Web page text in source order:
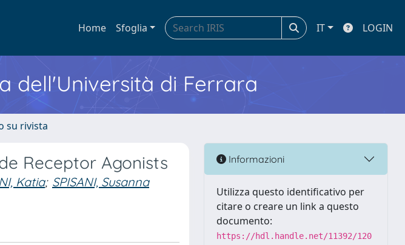
Home Sfoglia IT LOGIN
dell'Università di Ferrara
su rivista
Receptor Agonists
Katia; SPISANI, Susanna
Informazioni
Utilizza questo identificativo per
citare o creare un link a questo
documento:
https://hdl.handle.net/11392/120